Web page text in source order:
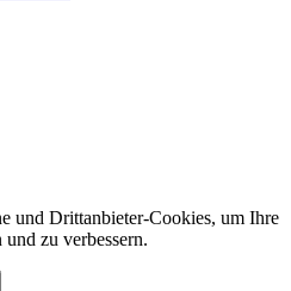
und Drittanbieter-Cookies, um Ihre
zu verbessern.